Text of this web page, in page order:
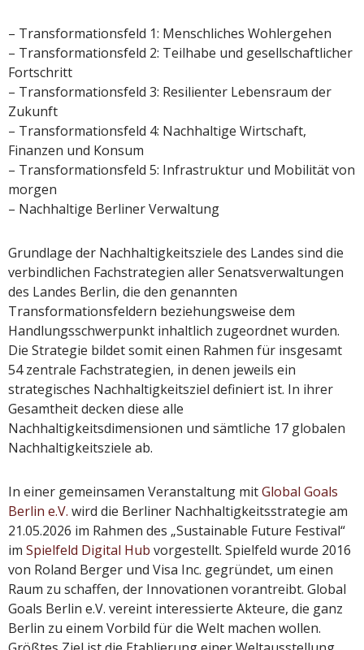
– Transformationsfeld 1: Menschliches Wohlergehen
– Transformationsfeld 2: Teilhabe und gesellschaftlicher
Fortschritt
– Transformationsfeld 3: Resilienter Lebensraum der
Zukunft
– Transformationsfeld 4: Nachhaltige Wirtschaft,
Finanzen und Konsum
– Transformationsfeld 5: Infrastruktur und Mobilität von
morgen
– Nachhaltige Berliner Verwaltung
Grundlage der Nachhaltigkeitsziele des Landes sind die
verbindlichen Fachstrategien aller Senatsverwaltungen
des Landes Berlin, die den genannten
Transformationsfeldern beziehungsweise dem
Handlungsschwerpunkt inhaltlich zugeordnet wurden.
Die Strategie bildet somit einen Rahmen für insgesamt
54 zentrale Fachstrategien, in denen jeweils ein
strategisches Nachhaltigkeitsziel definiert ist. In ihrer
Gesamtheit decken diese alle
Nachhaltigkeitsdimensionen und sämtliche 17 globalen
Nachhaltigkeitsziele ab.
In einer gemeinsamen Veranstaltung mitGlobal Goals
Berlin e.V. wird die Berliner Nachhaltigkeitsstrategie am
21.05.2026 im Rahmen des „Sustainable Future Festival“
im Spielfeld Digital Hub vorgestellt. Spielfeld wurde 2016
von Roland Berger und Visa Inc. gegründet, um einen
Raum zu schaffen, der Innovationen vorantreibt. Global
Goals Berlin e.V. vereint interessierte Akteure, die ganz
Berlin zu einem Vorbild für die Welt machen wollen.